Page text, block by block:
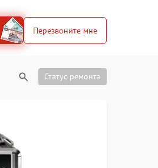
Перезвоните мне
Статус ремонта